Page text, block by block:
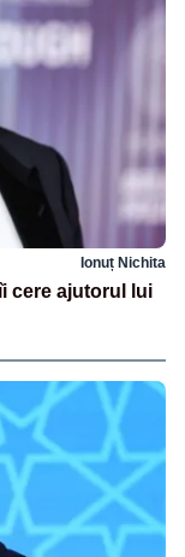
Ionuț Nichita
cere ajutorul lui